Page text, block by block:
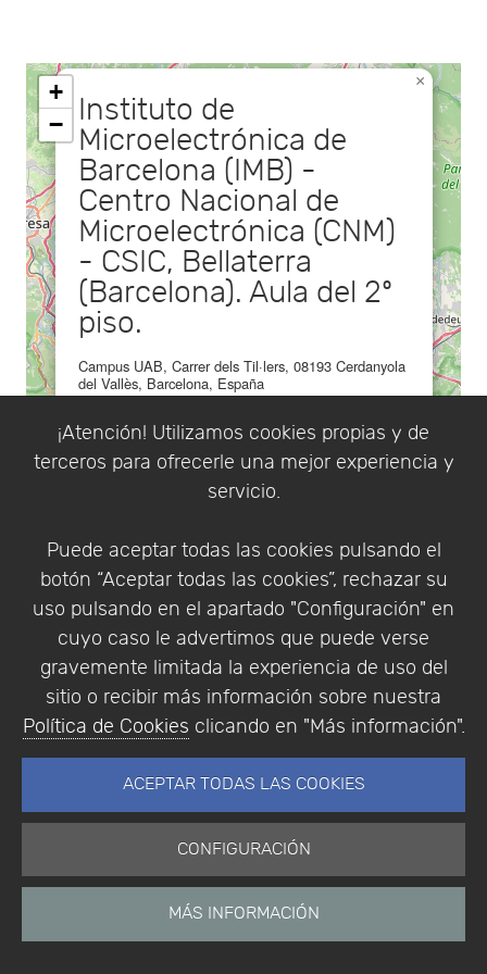
¡Atención! Utilizamos cookies propias y de
terceros para ofrecerle una mejor experiencia y
servicio.
Puede aceptar todas las cookies pulsando el
botón “Aceptar todas las cookies”, rechazar su
uso pulsando en el apartado "Configuración" en
cuyo caso le advertimos que puede verse
gravemente limitada la experiencia de uso del
sitio o recibir más información sobre nuestra
Política de Cookies clicando en "Más información".
ACEPTAR TODAS LAS COOKIES
CONFIGURACIÓN
MÁS INFORMACIÓN
Instituto de
Microelectrónica de
Barcelona (IMB) -
Centro Nacional de
Microelectrónica (CNM)
- CSIC, Bellaterra
(Barcelona). Aula del 2º
piso.
Campus UAB, Carrer dels Til·lers, 08193 Cerdanyola
del Vallès, Barcelona, España
×
+
−
Leaflet |Map data ©OpenStreetMap contributors,CC-BY-SA,
Imagery ©Mapbox